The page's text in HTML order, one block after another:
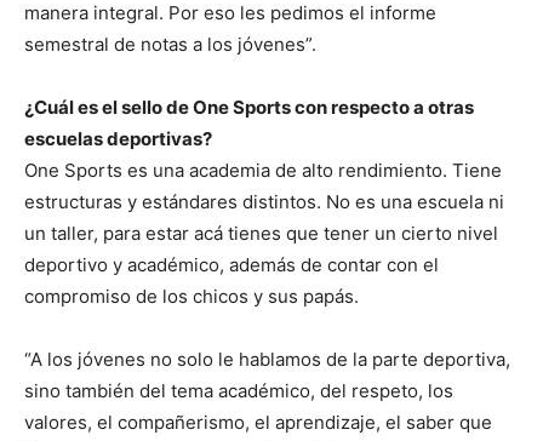
manera integral. Por eso les pedimos el informe
semestral de notas a los jóvenes”.
¿Cuál es el sello de One Sports con respecto a otras
escuelas deportivas?
One Sports es una academia de alto rendimiento. Tiene
estructuras y estándares distintos. No es una escuela ni
un taller, para estar acá tienes que tener un cierto nivel
deportivo y académico, además de contar con el
compromiso de los chicos y sus papás.
“A los jóvenes no solo le hablamos de la parte deportiva,
sino también del tema académico, del respeto, los
valores, el compañerismo, el aprendizaje, el saber que